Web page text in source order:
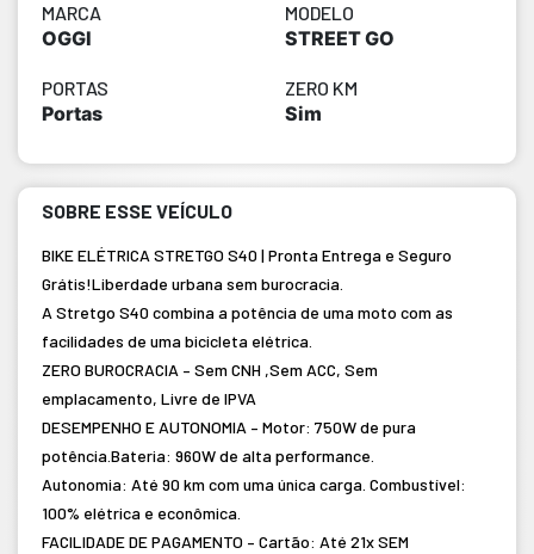
MARCA
OGGI
MODELO
STREET GO
PORTAS
Portas
ZERO KM
Sim
SOBRE ESSE VEÍCULO
BIKE ELÉTRICA STRETGO S40 | Pronta Entrega e Seguro
Grátis!Liberdade urbana sem burocracia.
A Stretgo S40 combina a potência de uma moto com as
facilidades de uma bicicleta elétrica.
ZERO BUROCRACIA – Sem CNH ,Sem ACC, Sem
emplacamento, Livre de IPVA
DESEMPENHO E AUTONOMIA – Motor: 750W de pura
potência.Bateria: 960W de alta performance.
Autonomia: Até 90 km com uma única carga. Combustível:
100% elétrica e econômica.
FACILIDADE DE PAGAMENTO – Cartão: Até 21x SEM